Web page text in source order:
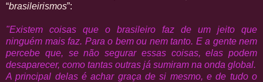
“brasileirismos”:
"Existem coisas que o brasileiro faz de um jeito que
ninguém mais faz. Para o bem ou nem tanto. E a gente nem
percebe que, se não segurar essas coisas, elas podem
desaparecer, como tantas outras já sumiram na onda global.
A principal delas é achar graça de si mesmo, e de tudo o